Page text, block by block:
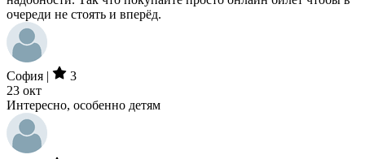
очереди не стоять и вперёд.
София |
3
23 окт
Интересно, особенно детям